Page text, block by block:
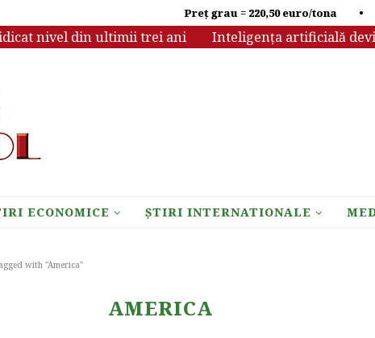
Preț grau = 220,50 euro/tona •
nivel din ultimii trei ani Inteligența artificială
ECONOMICE ȘTIRI INTERNATIONALE
with "America"
AMERICA